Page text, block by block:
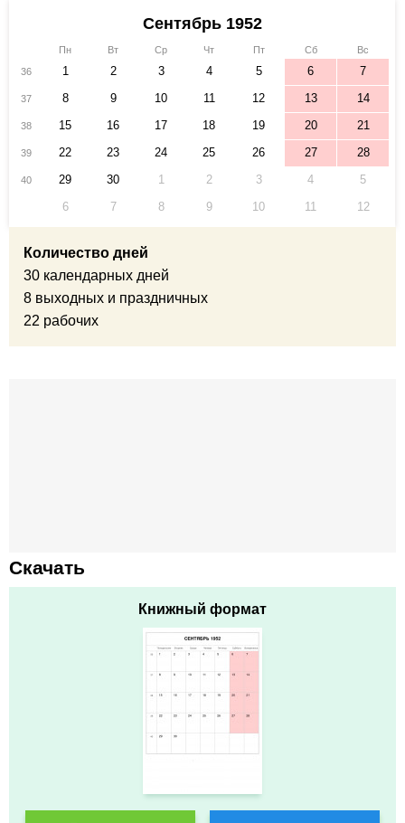
Сентябрь 1952
Пн Вт Ср Чт Пт Сб
Вс
36
1 2 3 4 5 6 7
37 8 9 10 11 12 13 14
38 15 16 17 18 19 20 21
39 22 23 24 25 26 27 28
40 29 30 1 2 3 4
5
6
7 8 9 10 11 12
Количество дней
30 календарных дней
8 выходных и праздничных
22 рабочих
Скачать
Книжный формат